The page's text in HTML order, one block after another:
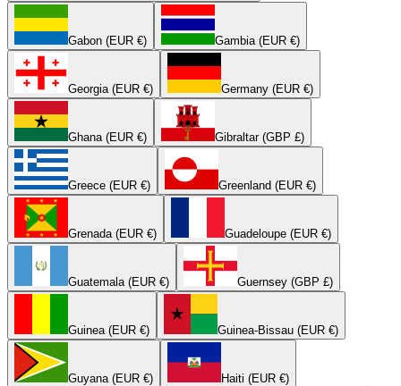
Gabon (EUR €) Gambia (EUR €)
Georgia (EUR €) Germany (EUR €)
Ghana (EUR €) Gibraltar (GBP £)
Greece (EUR €) Greenland (EUR €)
Grenada (EUR €) Guadeloupe (EUR €)
Guatemala (EUR €) Guernsey (GBP £)
Guinea (EUR €) Guinea-Bissau (EUR €)
Guyana (EUR €) Haiti (EUR €)